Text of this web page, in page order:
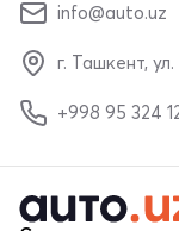
info@auto.uz
г. Ташкент,
+998 95 324